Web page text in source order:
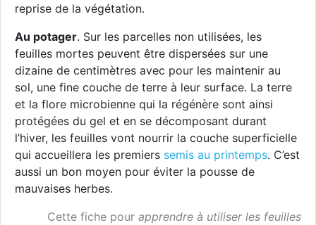
reprise de la végétation.
Au potager. Sur les parcelles non utilisées, les
feuilles mortes peuvent être dispersées sur une
dizaine de centimètres avec pour les maintenir au
sol, une fine couche de terre à leur surface. La terre
et la flore microbienne qui la régénère sont ainsi
protégées du gel et en se décomposant durant
l’hiver, les feuilles vont nourrir la couche superficielle
qui accueillera les premiers semis au printemps. C’est
aussi un bon moyen pour éviter la pousse de
mauvaises herbes.
Cette fiche pour apprendre à utiliser les feuilles